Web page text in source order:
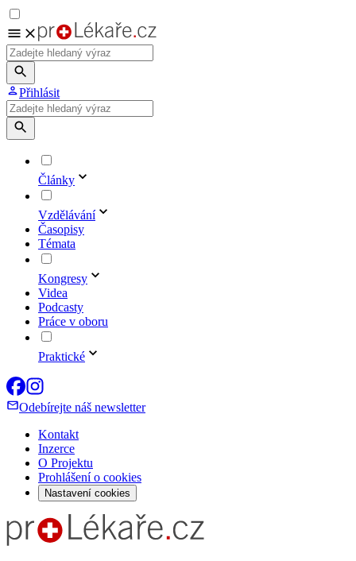
Přihlásit
Články
Vzdělávání
Časopisy
Témata
Kongresy
Videa
Podcasty
Práce v oboru
Praktické
Odebírejte náš newsletter
Kontakt
Inzerce
O Projektu
Prohlášení o cookies
Nastavení cookies